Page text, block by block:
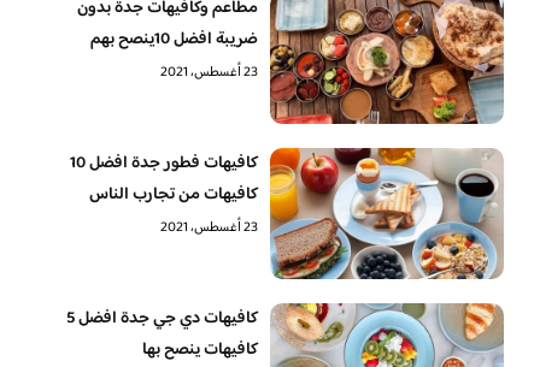
مطاعم وكافيهات جدة بدون
ضريبة افضل 10ينصح بهم
23 أغسطس، 2021
كافيهات فطور جدة افضل 10
كافيهات من تجارب الناس
23 أغسطس، 2021
كافيهات دي جي جدة افضل 5
كافيهات ينصح بها